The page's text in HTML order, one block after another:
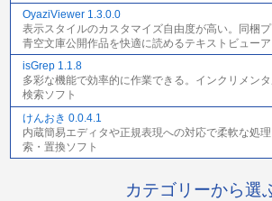
OyaziViewer 1.3.0.0
表示スタイルのカスタマイズ自由度が高い。同梱
青空文庫公開作品を快適に読めるテキストビューア
isGrep 1.1.8
多彩な機能で効率的に作業できる。インクリメン
検索ソフト
けんおき 0.0.4.1
内蔵簡易エディタや正規表現への対応で柔軟な処
索・置換ソフト
カテゴリーから選